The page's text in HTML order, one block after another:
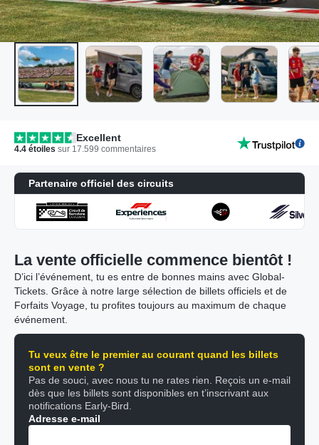
Excellent
4.4 étoiles sur 17.599 commentaires
Partenaire officiel des circuits
La vente officielle commence bientôt !
D’ici l’événement, tu es entre de bonnes mains avec Global-
Tickets. Grâce à notre large sélection de billets officiels et de
Forfaits Voyage, tu profites toujours au maximum de chaque
événement.
Tu veux être le premier au courant quand les billets
sont en vente ?
Pas de souci, avec nous tu ne rates rien. Reçois un e-mail
dès que les billets sont disponibles en t’inscrivant aux
notifications Early-Bird.
Adresse e-mail